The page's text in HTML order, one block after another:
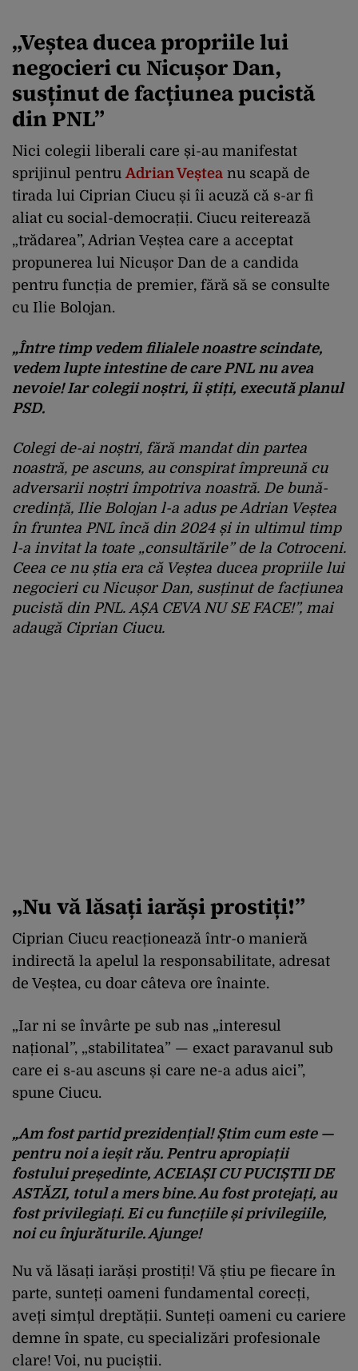
„Veștea ducea propriile lui
negocieri cu Nicușor Dan,
susținut de facțiunea pucistă
din PNL”
Nici colegii liberali care și-au manifestat
sprijinul pentruAdrian Veștea nu scapă de
tirada lui Ciprian Ciucu și îi acuză că s-ar fi
aliat cu social-democrații. Ciucu reiterează
„trădarea”, Adrian Veștea care a acceptat
propunerea lui Nicușor Dan de a candida
pentru funcția de premier, fără să se consulte
cu Ilie Bolojan.
„Între timp vedem filialele noastre scindate,
vedem lupte intestine de care PNL nu avea
nevoie! Iar colegii noștri, îi știți, execută planul
PSD.
Colegi de-ai noștri, fără mandat din partea
noastră, pe ascuns, au conspirat împreună cu
adversarii noștri împotriva noastră. De bună-
credință, Ilie Bolojan l-a adus pe Adrian Veștea
în fruntea PNL încă din 2024 și in ultimul timp
l-a invitat la toate „consultările” de la Cotroceni.
Ceea ce nu știa era că Veștea ducea propriile lui
negocieri cu Nicușor Dan, susținut de facțiunea
pucistă din PNL. AȘA CEVA NU SE FACE!”, mai
adaugă Ciprian Ciucu.
„Nu vă lăsați iarăși prostiți!”
Ciprian Ciucu reacționează într-o manieră
indirectă la apelul la responsabilitate, adresat
de Veștea, cu doar câteva ore înainte.
„Iar ni se învârte pe sub nas „interesul
național”, „stabilitatea” — exact paravanul sub
care ei s-au ascuns și care ne-a adus aici”,
spune Ciucu.
„Am fost partid prezidențial! Știm cum este —
pentru noi a ieșit rău. Pentru apropiații
fostului președinte, ACEIAȘI CU PUCIȘTII DE
ASTĂZI, totul a mers bine. Au fost protejați, au
fost privilegiați. Ei cu funcțiile și privilegiile,
noi cu înjurăturile. Ajunge!
Nu vă lăsați iarăși prostiți! Vă știu pe fiecare în
parte, sunteți oameni fundamental corecți,
aveți simțul dreptății. Sunteți oameni cu cariere
demne în spate, cu specializări profesionale
clare! Voi, nu puciștii.